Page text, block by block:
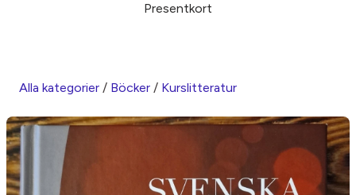
Presentkort
Alla kategorier / Böcker / Kurslitteratur